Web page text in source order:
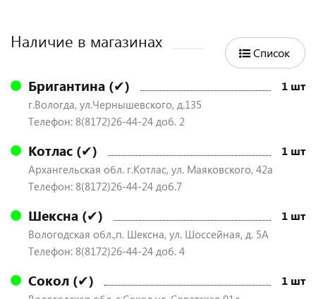
Наличие в магазинах
Список
Бригантина (✔) 1 шт
г.Вологда, ул.Чернышевского, д.135
Телефон: 8(8172)26-44-24 доб. 2
Котлас (✔) 1 шт
Архангельская обл. г.Котлас, ул. Маяковского, 42а
Телефон: 8(8172)26-44-24 доб.7
Шексна (✔) 1 шт
Вологодская обл.,п. Шексна, ул. Шоссейная, д. 5А
Телефон: 8(8172)26-44-24 доб. 4
Сокол (✔) 1 шт